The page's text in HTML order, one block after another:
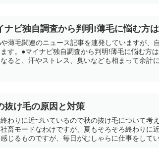
ナビ独自調査から判明!薄毛に悩む方
薄毛関連のニュース記事を連発していますが、
す。●マイナビ独自調査から判明!薄毛に悩む方
ると、汗やストレス、臭いなども相まって余計
抜け毛の原因と対策
わりに近づいているので秋の抜け毛について考
畜モードなわけですが、夏もそろそろ終わりに
じるものですが、毎日がむしゃらに仕事をして